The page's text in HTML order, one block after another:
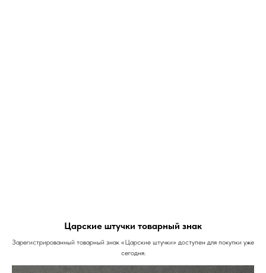
Царские штучки товарный знак
Зарегистрированный товарный знак «Царские штучки» доступен для покупки уже
сегодня.